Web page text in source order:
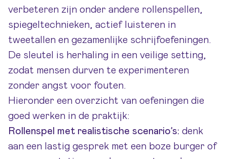
verbeteren zijn onder andere rollenspellen,
spiegeltechnieken, actief luisteren in
tweetallen en gezamenlijke schrijfoefeningen.
De sleutel is herhaling in een veilige setting,
zodat mensen durven te experimenteren
zonder angst voor fouten.
Hieronder een overzicht van oefeningen die
goed werken in de praktijk:
Rollenspel met realistische scenario’s: denk
aan een lastig gesprek met een boze burger of